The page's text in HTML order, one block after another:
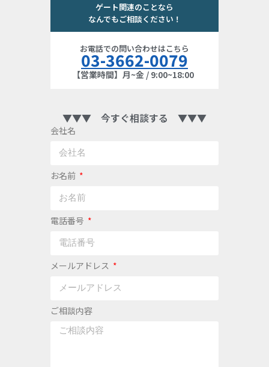
ゲート関連のことなら
なんでもご相談ください！
お電話での問い合わせはこちら
03-3662-0079
【営業時間】月~金 / 9:00~18:00
▼▼▼ 今すぐ相談する ▼▼▼
会社名
お名前
電話番号
メールアドレス
ご相談内容